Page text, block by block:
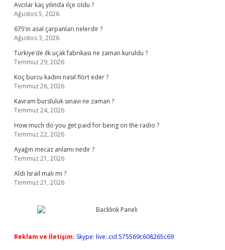
Avcılar kaç yılında ilçe oldu ?
Ağustos 5, 2026
675’in asal çarpanları nelerdir ?
Ağustos 3, 2026
Türkiye’de ilk uçak fabrikası ne zaman kuruldu ?
Temmuz 29, 2026
Koç burcu kadını nasıl flört eder ?
Temmuz 26, 2026
Kavram bursluluk sınavı ne zaman ?
Temmuz 24, 2026
How much do you get paid for being on the radio ?
Temmuz 22, 2026
Ayağın mecaz anlamı nedir ?
Temmuz 21, 2026
Aldi İsrail malı mı ?
Temmuz 21, 2026
Reklam ve İletişim: Skype: live:.cid.575569c608265c69